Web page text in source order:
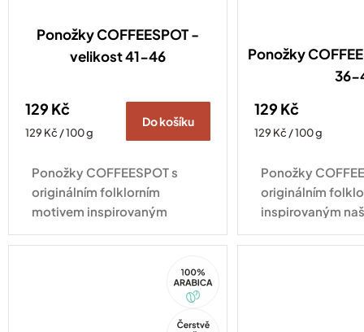
Ponožky COFFEESPOT -
velikost 41-46
129 Kč
Měrná
129 Kč / 100 g
Do košíku
Ponožky COFFEESPOT s
originálním folklorním
motivem inspirovaným
naší espresso směsí Ta naša
nekyselá dodají šmrnc
Ponožky
36-
129 Kč
Měrná
129 Kč / 100 g
Ponožky
originálním
inspirovaným
směsí Ta naša
šmrnc každému
Tip
Arabica